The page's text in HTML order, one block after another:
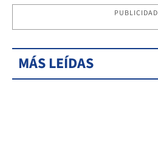
PUBLICIDAD
MÁS LEÍDAS